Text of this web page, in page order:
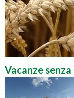
Vacanze